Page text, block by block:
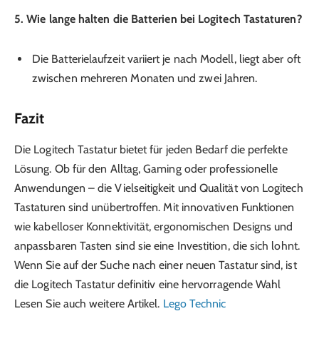
5. Wie lange halten die Batterien bei Logitech Tastaturen?
Die Batterielaufzeit variiert je nach Modell, liegt aber oft
zwischen mehreren Monaten und zwei Jahren.
Fazit
Die Logitech Tastatur bietet für jeden Bedarf die perfekte
Lösung. Ob für den Alltag, Gaming oder professionelle
Anwendungen – die Vielseitigkeit und Qualität von Logitech
Tastaturen sind unübertroffen. Mit innovativen Funktionen
wie kabelloser Konnektivität, ergonomischen Designs und
anpassbaren Tasten sind sie eine Investition, die sich lohnt.
Wenn Sie auf der Suche nach einer neuen Tastatur sind, ist
die Logitech Tastatur definitiv eine hervorragende Wahl
Lesen Sie auch weitere Artikel. Lego Technic